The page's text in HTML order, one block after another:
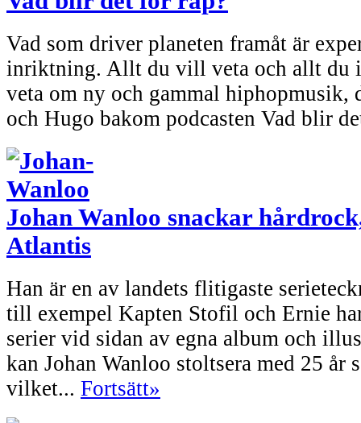
Vad som driver planeten framåt är
inriktning. Allt du vill veta och allt du
veta om ny och gammal hiphopmusik,
och Hugo bakom podcasten Vad blir
Johan Wanloo snackar
Atlantis
Han är en av landets flitigaste
till exempel Kapten Stofil och Ernie
serier vid sidan av egna album och
kan Johan Wanloo stoltsera med 25 år
vilket... Fortsätt»